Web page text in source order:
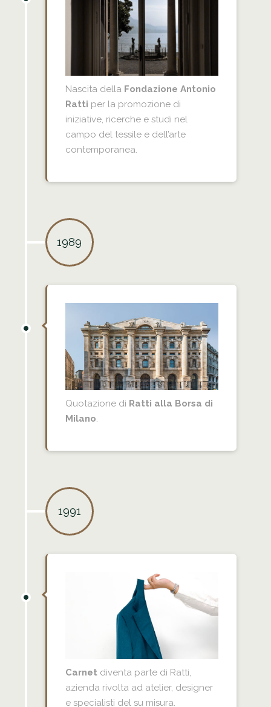
Nascita della Fondazione Antonio
Ratti per la promozione di
iniziative, ricerche e studi nel
campo del tessile e dell’arte
contemporanea.
1989
Quotazione di Ratti alla Borsa di
Milano.
1991
Carnetdiventa parte di Ratti,
azienda rivolta ad atelier, designer
e specialisti del su misura.